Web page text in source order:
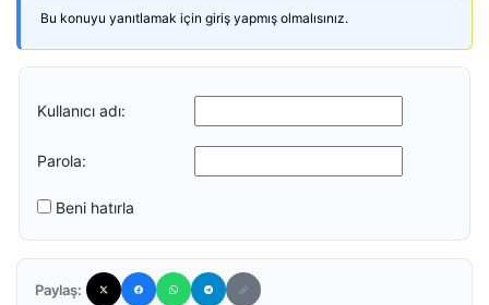
Bu konuyu yanıtlamak için giriş yapmış olmalısınız.
Kullanıcı adı:
Parola:
Beni hatırla
Paylaş: